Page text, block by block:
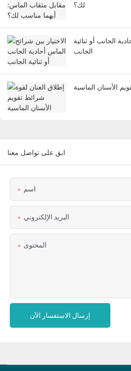
لك؟
الجانب أو ثنائية
الجانب
الأسنان الماسية
ابق على تواصل معنا
اسم
البريد الإلكتروني
المحتوى
إرسال الاستفسار الآن